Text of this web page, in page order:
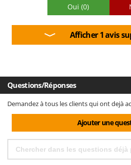
Oui (0)
Afficher 1 avis
Questions/Réponses
Demandez à tous les clients qui ont dejà
Ajouter une